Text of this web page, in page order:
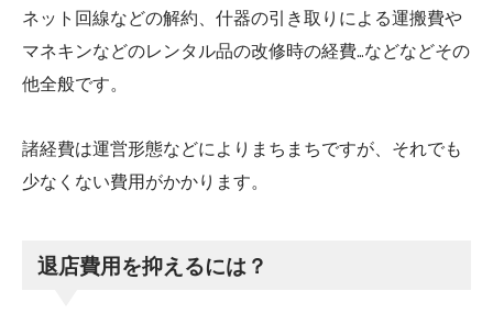
ネット回線などの解約、什器の引き取りによる運搬費や
マネキンなどのレンタル品の改修時の経費…などなどその
他全般です。
諸経費は運営形態などによりまちまちですが、それでも
少なくない費用がかかります。
退店費用を抑えるには？